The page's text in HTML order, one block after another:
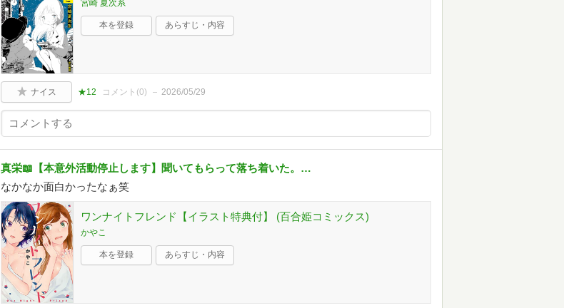
宮崎 夏次系
本を登録 あらすじ・内容
ナイス ★12 コメント(0) 2026/05/29
真栄📖【本意外活動停止します】聞いてもらって落ち着いた。…
なかなか面白かったなぁ笑
ワンナイトフレンド【イラスト特典付】 (百合姫コミックス)
かやこ
本を登録 あらすじ・内容